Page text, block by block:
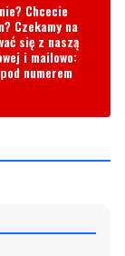
Chcecie
Czekamy na
się z naszą
i mailowo:
numerem